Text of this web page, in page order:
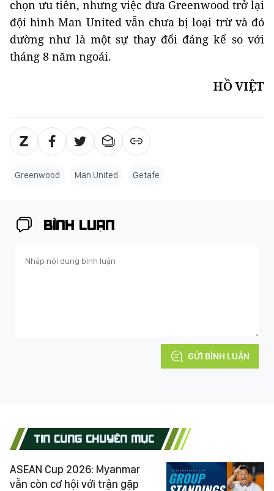
chọn ưu tiên, nhưng việc đưa Greenwood trở lại
đội hình Man United vẫn chưa bị loại trừ và đó
dường như là một sự thay đổi đáng kể so với
tháng 8 năm ngoái.
HỒ VIỆT
Greenwood Man United Getafe
BÌNH LUẬN
GỬI BÌNH LUẬN
TIN CÙNG CHUYÊN MỤC
ASEAN Cup 2026: Myanmar
vẫn còn cơ hội với trận gặp